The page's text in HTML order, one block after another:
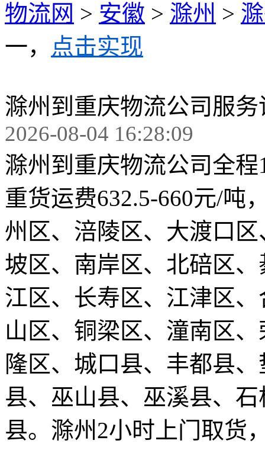
物流网 > 安徽 > 滁州 >
一， 点击实现
滁州到重庆物流公司服务
2026-08-04 16:28:09
滁州到重庆物流公司全
重货运费632.5-660元/吨
州区、涪陵区、大渡口
坡区、南岸区、北碚区
江区、长寿区、江津区
山区、铜梁区、潼南区
隆区、城口县、丰都县
县、巫山县、巫溪县、
县。滁州2小时上门取货